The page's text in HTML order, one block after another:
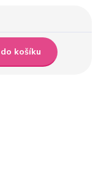
košíku